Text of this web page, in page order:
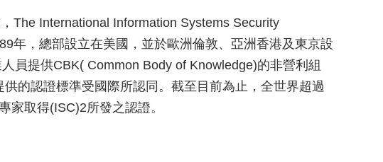
International Information Systems Security
年，總部設立在美國，並於歐洲倫敦、亞洲香港及東京設
員提供CBK( Common Body of Knowledge)的非營利組
的認證標準受國際所認同。截至目前為止，全世界超過
家取得(ISC)2所發之認證。